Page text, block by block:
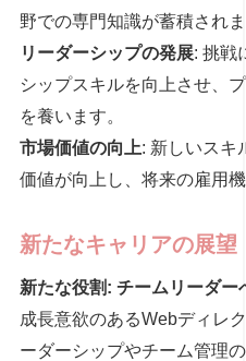
野での専門知識が蓄積されま
リーダーシップの発展: 挑戦
シップスキルを向上させ、
を養います。
市場価値の向上: 新しいスキ
価値が向上し、将来の雇用
新たなキャリアの展望
新たな役割: チームリーダー
成長意欲のあるWebディレ
ーダーシップやチーム管理